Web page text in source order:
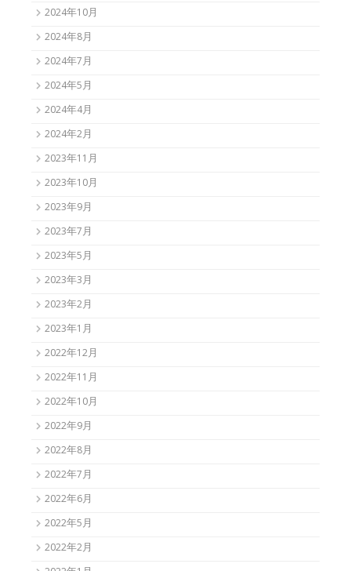
2024年10月
2024年8月
2024年7月
2024年5月
2024年4月
2024年2月
2023年11月
2023年10月
2023年9月
2023年7月
2023年5月
2023年3月
2023年2月
2023年1月
2022年12月
2022年11月
2022年10月
2022年9月
2022年8月
2022年7月
2022年6月
2022年5月
2022年2月